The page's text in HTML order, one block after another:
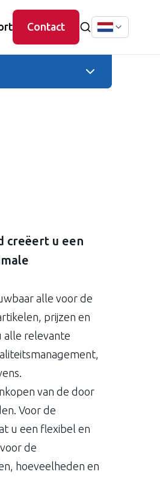
Contact
creëert u een
alle voor de
prijzen en
alle relevante
van de door
Voor de
u een flexibel en
de
hoeveelheden en